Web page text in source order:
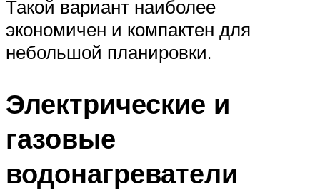
Такой вариант наиболее
экономичен и компактен для
небольшой планировки.
Электрические и
газовые
водонагреватели